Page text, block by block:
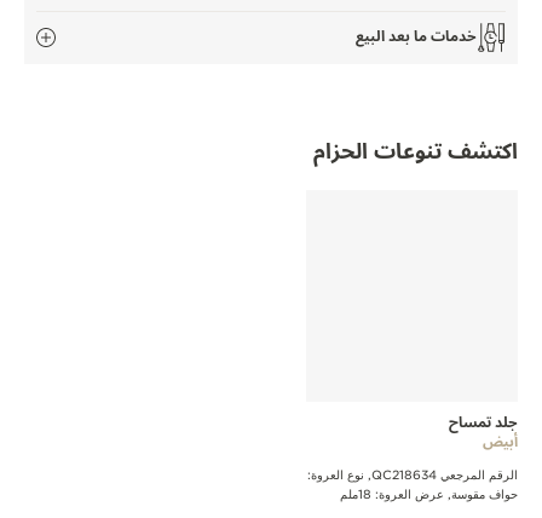
خدمات ما بعد البيع
اكتشف تنوعات الحزام
جلد تمساح
أبيض
الرقم المرجعي QC218634, نوع العروة:
حواف مقوسة, عرض العروة: 18ملم